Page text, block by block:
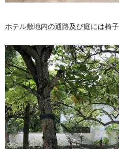
ホテル敷地内の通路及び庭には椅